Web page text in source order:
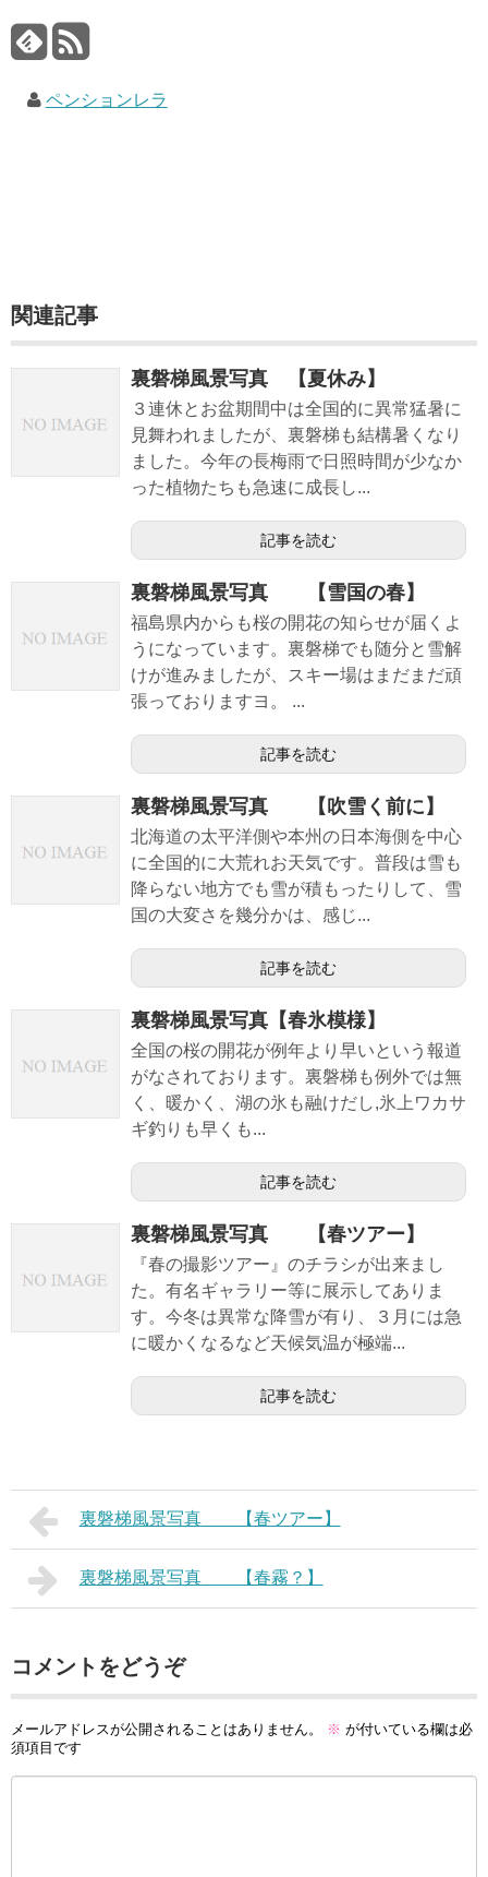
ペンションレラ
関連記事
裏磐梯風景写真 【夏休み】
３連休とお盆期間中は全国的に異常猛暑に
見舞われましたが、裏磐梯も結構暑くなり
ました。今年の長梅雨で日照時間が少なか
った植物たちも急速に成長し...
記事を読む
裏磐梯風景写真 【雪国の春】
福島県内からも桜の開花の知らせが届くよ
うになっています。裏磐梯でも随分と雪解
けが進みましたが、スキー場はまだまだ頑
張っておりますヨ。 ...
記事を読む
裏磐梯風景写真 【吹雪く前に】
北海道の太平洋側や本州の日本海側を中心
に全国的に大荒れお天気です。普段は雪も
降らない地方でも雪が積もったりして、雪
国の大変さを幾分かは、感じ...
記事を読む
裏磐梯風景写真【春氷模様】
全国の桜の開花が例年より早いという報道
がなされております。裏磐梯も例外では無
く、暖かく、湖の氷も融けだし,氷上ワカサ
ギ釣りも早くも...
記事を読む
裏磐梯風景写真 【春ツアー】
『春の撮影ツアー』のチラシが出来まし
た。有名ギャラリー等に展示してありま
す。今冬は異常な降雪が有り、３月には急
に暖かくなるなど天候気温が極端...
記事を読む
裏磐梯風景写真 【春ツアー】
裏磐梯風景写真 【春霧？】
コメントをどうぞ
メールアドレスが公開されることはありません。 ※ が付いている欄は必
須項目です